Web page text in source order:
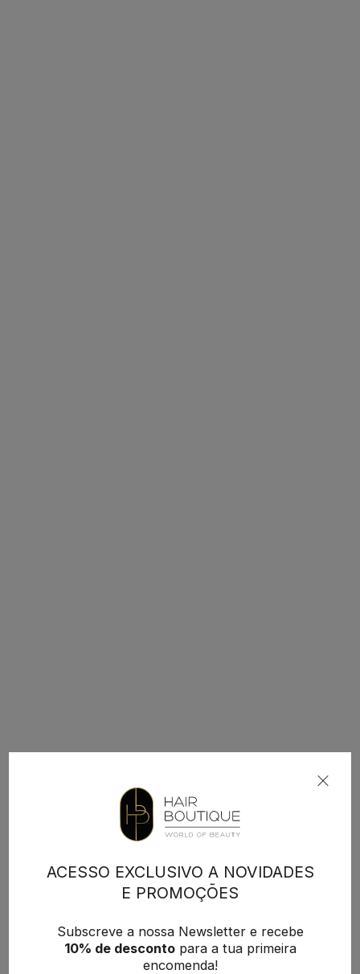
ACESSO EXCLUSIVO A NOVIDADES
E PROMOÇÕES
Subscreve a nossa Newsletter e recebe
10% de descontopara a tua primeira
encomenda!